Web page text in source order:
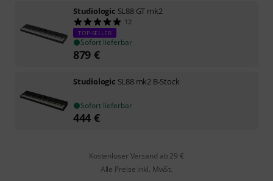
Studiologic SL88 GT mk2
12
TOP-SELLER
Sofort lieferbar
879 €
Studiologic SL88 mk2 B-Stock
Sofort lieferbar
444 €
Kostenloser Versand ab 29 €
Alle Preise inkl. MwSt.